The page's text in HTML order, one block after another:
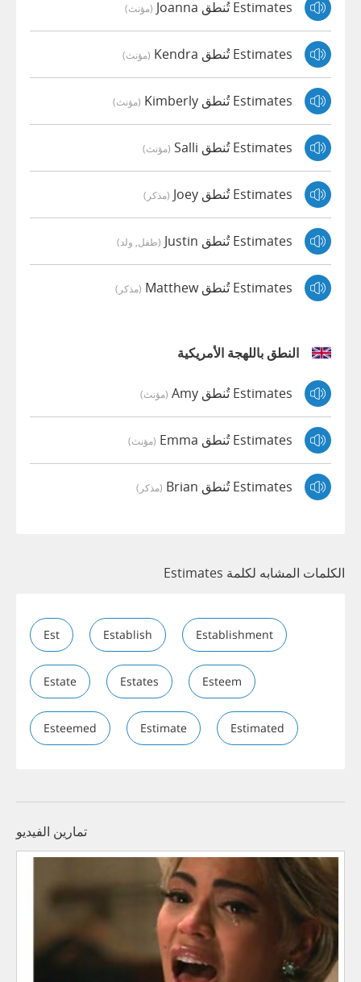
Estimates تُنطق Joanna (مؤنث)
Estimates تُنطق Kendra (مؤنث)
Estimates تُنطق Kimberly (مؤنث)
Estimates تُنطق Salli (مؤنث)
Estimates تُنطق Joey (مذكر)
Estimates تُنطق Justin (طفل, ولد)
Estimates تُنطق Matthew (مذكر)
النطق باللهجة الأمريكية
Estimates تُنطق Amy (مؤنث)
Estimates تُنطق Emma (مؤنث)
Estimates تُنطق Brian (مذكر)
الكلمات المشابه لكلمة Estimates
Est Establish Establishment
Estate Estates Esteem
Esteemed Estimate Estimated
تمارين الفيديو